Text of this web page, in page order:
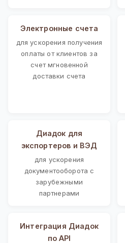
Электронные счета
для ускорения получения
оплаты от клиентов за
счет мгновенной
доставки счета
Диадок для
экспортеров и ВЭД
для ускорения
документооборота с
зарубежными
партнерами
Интеграция Диадок
по API